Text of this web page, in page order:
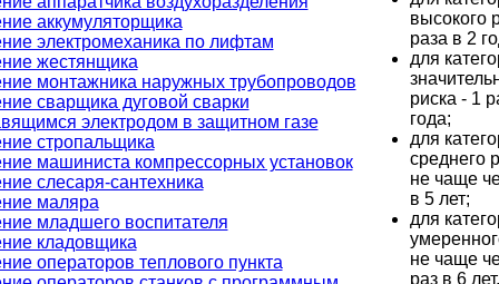
аккумуляторщика
электромеханика по лифтам
жестянщика
монтажника наружных трубопроводов
сварщика дуговой сварки
электродом в защитном газе
стропальщика
машиниста компрессорных установок
слесаря-сантехника
маляра
младшего воспитателя
кладовщика
операторов теплового пункта
высокого
раза в 2
для
риска - 1
года;
для
среднего
не чаще
в 5 лет;
для
не чаще
раз в 6 лет.